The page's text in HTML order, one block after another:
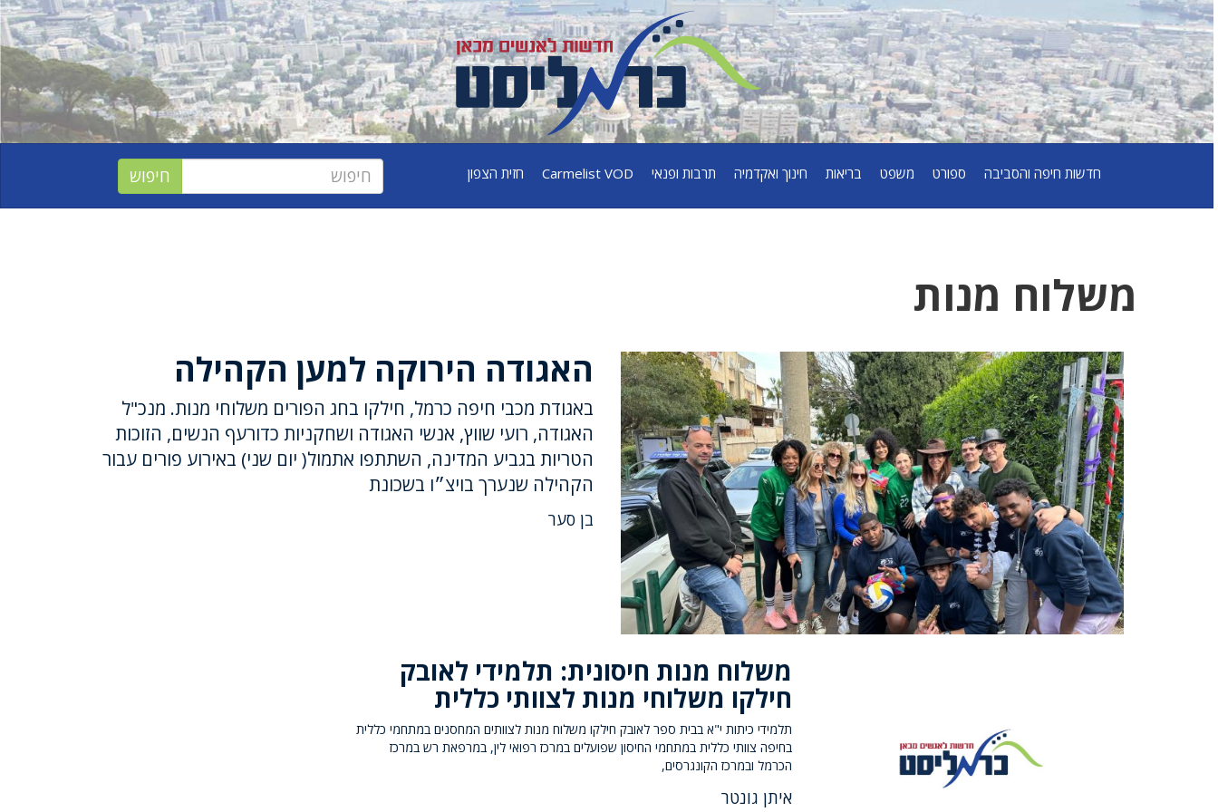
חדשות חיפה והסביבה ספורט משפט בריאות חינוך ואקדמיה תרבות ופנאי Carmelist VOD חזית הצפון
משלוח מנות
האגודה הירוקה למען הקהילה
באגודת מכבי חיפה כרמל, חילקו בחג הפורים משלוחי מנות. מנכ"ל
האגודה, רועי שווץ, אנשי האגודה ושחקניות כדורעף הנשים, הזוכות
הטריות בגביע המדינה, השתתפו אתמול( יום שני) באירוע פורים עבור
הקהילה שנערך בויצ״ו בשכונת
בן סער
משלוח מנות חיסונית: תלמידי לאובק
חילקו משלוחי מנות לצוותי כללית
תלמידי כיתות י"א בבית ספר לאובק חילקו משלוח מנות לצוותים המחסנים במתחמי כללית
בחיפה צוותי כללית במתחמי החיסון שפועלים במרכז רפואי לין, במרפאת רש במרכז
הכרמל ובמרכז הקונגרסים,
איתן גונטר